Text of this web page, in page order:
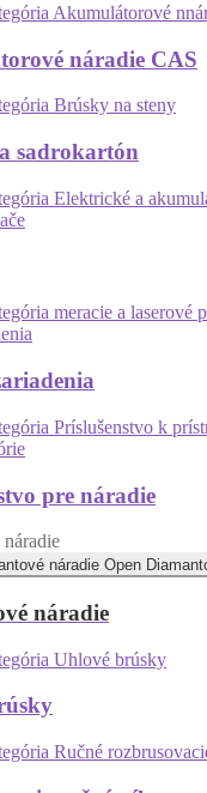
náradie CAS
sadrokartón
pre náradie
náradie Open
náradie